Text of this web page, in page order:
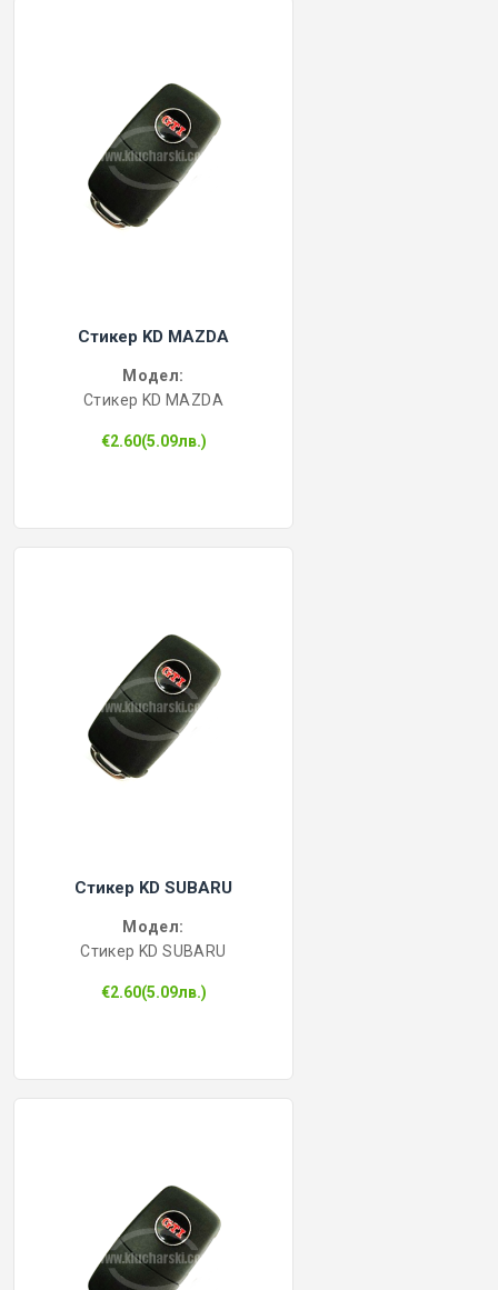
Стикер KD MAZDA
Модел:
Стикер KD MAZDA
€2.60(5.09лв.)
Стикер KD SUBARU
Модел:
Стикер KD SUBARU
€2.60(5.09лв.)